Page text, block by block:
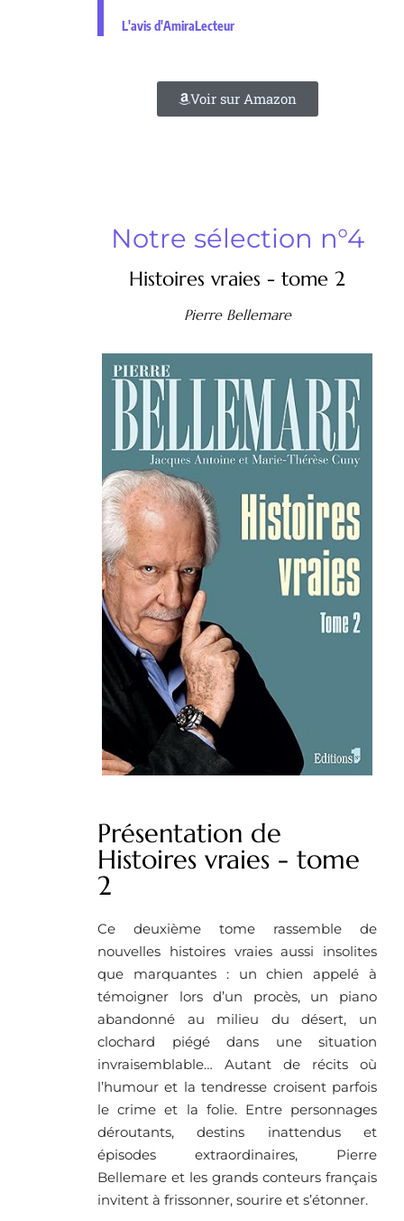
L'avis d'AmiraLecteur
Voir sur Amazon
Notre sélection n°4
Histoires vraies - tome 2
Pierre Bellemare
Présentation de
Histoires vraies - tome
2
Ce deuxième tome rassemble de
nouvelles histoires vraies aussi insolites
que marquantes : un chien appelé à
témoigner lors d’un procès, un piano
abandonné au milieu du désert, un
clochard piégé dans une situation
invraisemblable… Autant de récits où
l’humour et la tendresse croisent parfois
le crime et la folie. Entre personnages
déroutants, destins inattendus et
épisodes extraordinaires, Pierre
Bellemare et les grands conteurs français
invitent à frissonner, sourire et s’étonner.